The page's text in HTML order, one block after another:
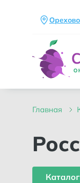
главная
Каталог